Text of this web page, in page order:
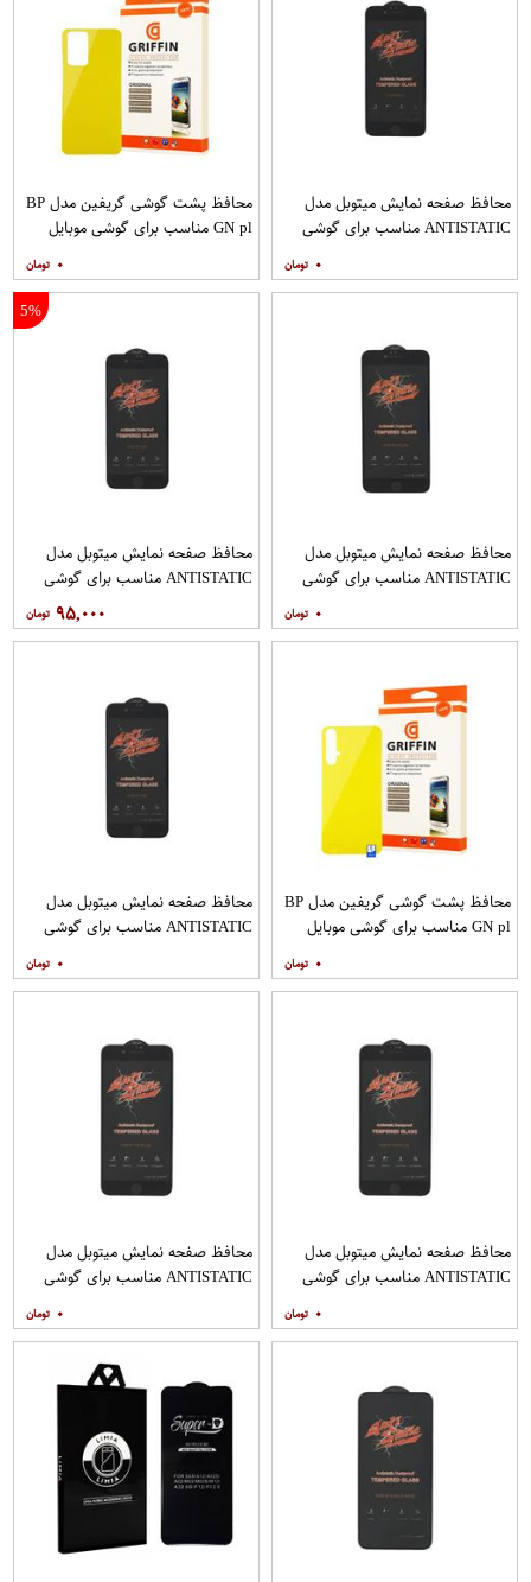
محافظ صفحه نمایش میتوبل مدل
ANTISTATIC مناسب برای گوشی
۰
محافظ پشت گوشی گریفین مدل BP
GN pl مناسب برای گوشی موبایل
۰
محافظ صفحه نمایش میتوبل مدل
ANTISTATIC مناسب برای گوشی
۰
5%
محافظ صفحه نمایش میتوبل مدل
ANTISTATIC مناسب برای گوشی
۹۵,۰۰۰
محافظ پشت گوشی گریفین مدل BP
GN pl مناسب برای گوشی موبایل
۰
محافظ صفحه نمایش میتوبل مدل
ANTISTATIC مناسب برای گوشی
۰
محافظ صفحه نمایش میتوبل مدل
ANTISTATIC مناسب برای گوشی
۰
محافظ صفحه نمایش میتوبل مدل
ANTISTATIC مناسب برای گوشی
۰